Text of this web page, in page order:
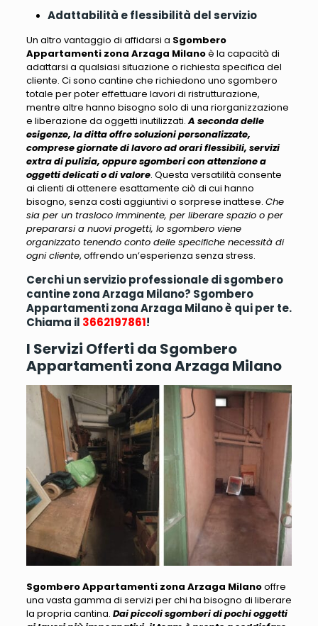
Adattabilità e flessibilità del servizio
Un altro vantaggio di affidarsi a Sgombero
Appartamenti zona Arzaga Milanoè la capacità di
adattarsi a qualsiasi situazione o richiesta specifica del
cliente. Ci sono cantine che richiedono uno sgombero
totale per poter effettuare lavori di ristrutturazione,
mentre altre hanno bisogno solo di una riorganizzazione
e liberazione da oggetti inutilizzati.A seconda delle
esigenze, la ditta offre soluzioni personalizzate,
comprese giornate di lavoro ad orari flessibili, servizi
extra di pulizia, oppure sgomberi con attenzione a
oggetti delicati o di valore. Questa versatilità consente
ai clienti di ottenere esattamente ciò di cui hanno
bisogno, senza costi aggiuntivi o sorprese inattese. Che
sia per un trasloco imminente, per liberare spazio o per
prepararsi a nuovi progetti, lo sgombero viene
organizzato tenendo conto delle specifiche necessità di
ogni cliente, offrendo un’esperienza senza stress.
Cerchi un servizio professionale di sgombero
cantine zona Arzaga Milano? Sgombero
Appartamenti zona Arzaga Milano è qui per te.
Chiama il 3662197861!
I Servizi Offerti da Sgombero
Appartamenti zona Arzaga Milano
Sgombero Appartamenti zona Arzaga Milanooffre
una vasta gamma di servizi per chi ha bisogno di liberare
la propria cantina. Dai piccoli sgomberi di pochi oggetti